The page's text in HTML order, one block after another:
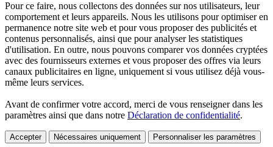
Pour ce faire, nous collectons des données sur nos utilisateurs, leur
comportement et leurs appareils. Nous les utilisons pour optimiser en
permanence notre site web et pour vous proposer des publicités et
contenus personnalisés, ainsi que pour analyser les statistiques
d'utilisation. En outre, nous pouvons comparer vos données cryptées
avec des fournisseurs externes et vous proposer des offres via leurs
canaux publicitaires en ligne, uniquement si vous utilisez déjà vous-
même leurs services.
Avant de confirmer votre accord, merci de vous renseigner dans les
paramètres ainsi que dans notre Déclaration de confidentialité.
Accepter Nécessaires uniquement Personnaliser les paramètres